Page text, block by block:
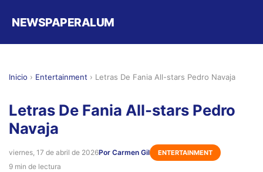
NEWSPAPERALUM
Inicio › Entertainment › Letras De Fania All-stars Pedro Navaja
Letras De Fania All-stars Pedro
Navaja
viernes, 17 de abril de 2026Por Carmen Gil ENTERTAINMENT
9 min de lectura